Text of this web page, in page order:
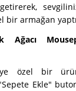
bir armağan
Ağacı
özel bir
Ekle"